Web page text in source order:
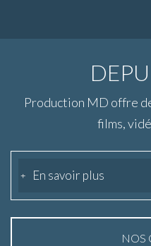
Production MD offre
films,
En savoir plus
NOS